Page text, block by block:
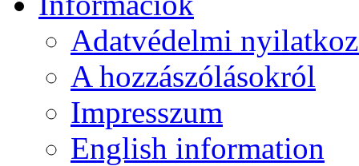
Adatvédelmi
A hozzászólásokról
Impresszum
English information